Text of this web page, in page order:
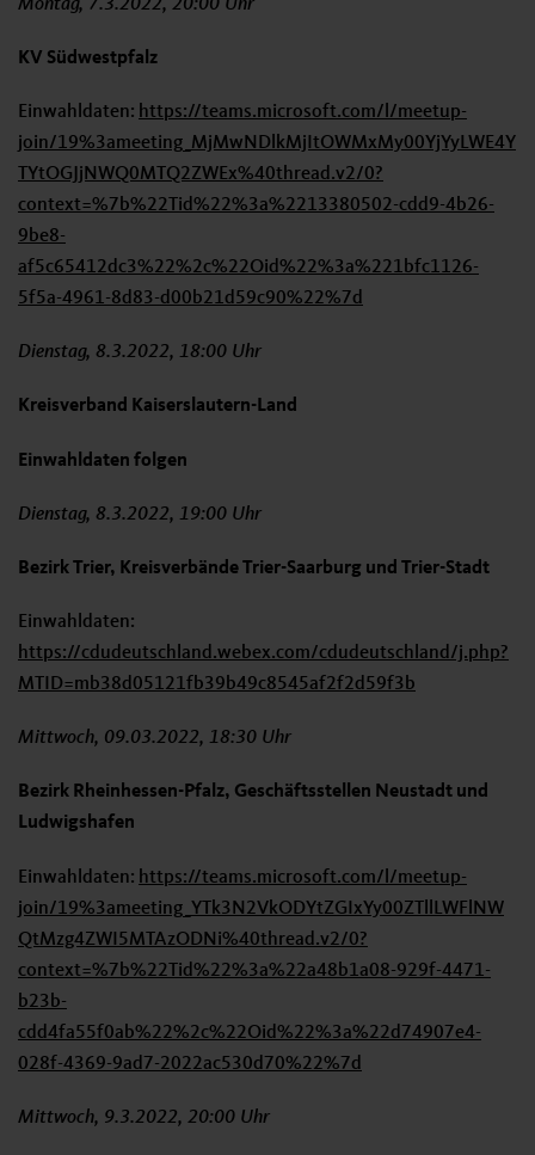
Montag, 7.3.2022, 20:00 Uhr
KV Südwestpfalz
Einwahldaten: https://teams.microsoft.com/l/meetup-
join/19%3ameeting_MjMwNDlkMjItOWMxMy00YjYyLWE4Y
TYtOGJjNWQ0MTQ2ZWEx%40thread.v2/0?
context=%7b%22Tid%22%3a%2213380502-cdd9-4b26-
9be8-
af5c65412dc3%22%2c%22Oid%22%3a%221bfc1126-
5f5a-4961-8d83-d00b21d59c90%22%7d
Dienstag, 8.3.2022, 18:00 Uhr
Kreisverband Kaiserslautern-Land
Einwahldaten folgen
Dienstag, 8.3.2022, 19:00 Uhr
Bezirk Trier, Kreisverbände Trier-Saarburg und Trier-Stadt
Einwahldaten:
https://cdudeutschland.webex.com/cdudeutschland/j.php?
MTID=mb38d05121fb39b49c8545af2f2d59f3b
Mittwoch, 09.03.2022, 18:30 Uhr
Bezirk Rheinhessen-Pfalz, Geschäftsstellen Neustadt und
Ludwigshafen
Einwahldaten: https://teams.microsoft.com/l/meetup-
join/19%3ameeting_YTk3N2VkODYtZGIxYy00ZTllLWFlNW
QtMzg4ZWI5MTAzODNi%40thread.v2/0?
context=%7b%22Tid%22%3a%22a48b1a08-929f-4471-
b23b-
cdd4fa55f0ab%22%2c%22Oid%22%3a%22d74907e4-
028f-4369-9ad7-2022ac530d70%22%7d
Mittwoch, 9.3.2022, 20:00 Uhr